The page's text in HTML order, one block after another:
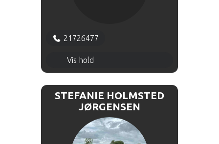
21726477
Vis hold
Dressur 16.00 - 17.00 - Hal 2
STEFANIE HOLMSTED
JØRGENSEN